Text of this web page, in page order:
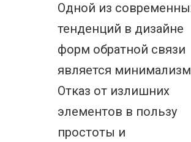
Одной из
тенденций в дизайне
форм обратной связи
является
Отказ от излишних
элементов в пользу
простоты и